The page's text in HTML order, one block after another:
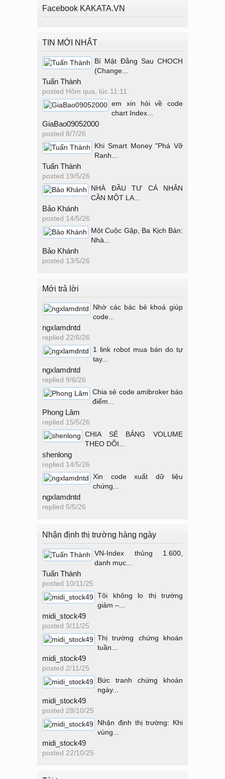
Facebook KAKATA.VN
TIN MỚI NHẤT
Bí Mật Đằng Sau CHOCH
(Change...
Tuấn Thành
posted Hôm qua, lúc 11:11
em xin hỏi về code
chart Index...
GiaBao09052000
posted 8/7/26
Khi Smart Money "Phá Vỡ
Ranh...
Tuấn Thành
posted 19/5/26
NHÀ ĐẦU TƯ CÁ NHÂN
CẦN MỘT LA...
Bảo Khánh
posted 14/5/26
Một Cuộc Gặp, Ba Kịch Bản:
Nhà...
Bảo Khánh
posted 13/5/26
Mới trả lời
Nhờ các bác bẻ khoá giúp
code...
ngxlamdntd
replied 22/6/26
1 link robot mua bán do tự
tay...
ngxlamdntd
replied 9/6/26
Chia sẻ code amibroker báo
điểm...
Phong Lâm
replied 15/5/26
CHIA SẺ BẢNG VOLUME
THEO DÕI...
shenlong
replied 14/5/26
Xin code xuất dữ liệu
chứng...
ngxlamdntd
replied 5/5/26
Nhận định thị trường hàng ngày
VN-Index thủng 1.600,
danh mục...
Tuấn Thành
posted 10/11/25
Tôi không lo thị trường
giảm –...
midi_stock49
posted 3/11/25
Thị trường chứng khoán
tuần...
midi_stock49
posted 2/11/25
Bức tranh chứng khoán
ngày...
midi_stock49
posted 28/10/25
Nhận định thị trường: Khi
vùng...
midi_stock49
posted 22/10/25